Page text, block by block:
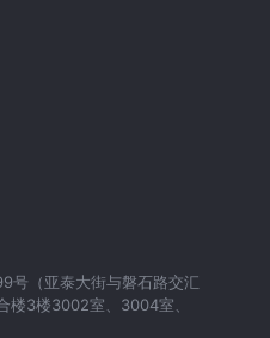
号（亚泰大街与磐石路交汇
楼3楼3002室、3004室、